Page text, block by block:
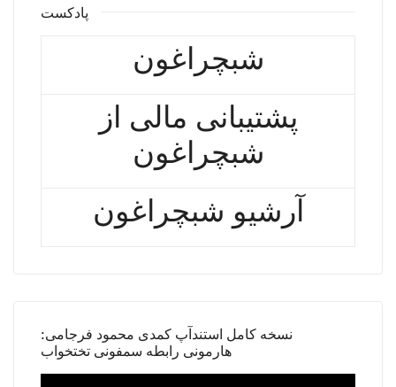
پادکست
شبچراغون
پشتیبانی مالی از
شبچراغون
آرشیو شبچراغون
نسخه کامل استندآپ کمدی محمود فرجامی:
هارمونی رابطه سمفونی تختخواب